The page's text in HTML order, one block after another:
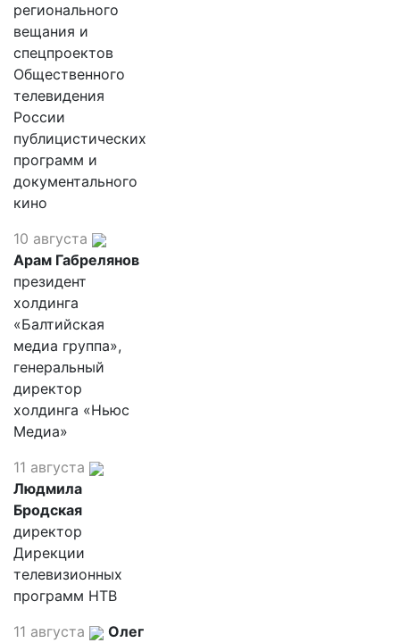
регионального
вещания и
спецпроектов
Общественного
телевидения
России
публицистических
программ и
документального
кино
10 августа
Арам Габрелянов
президент
холдинга
«Балтийская
медиа группа»,
генеральный
директор
холдинга «Ньюс
Медиа»
11 августа
Людмила
Бродская
директор
Дирекции
телевизионных
программ НТВ
11 августа
Олег